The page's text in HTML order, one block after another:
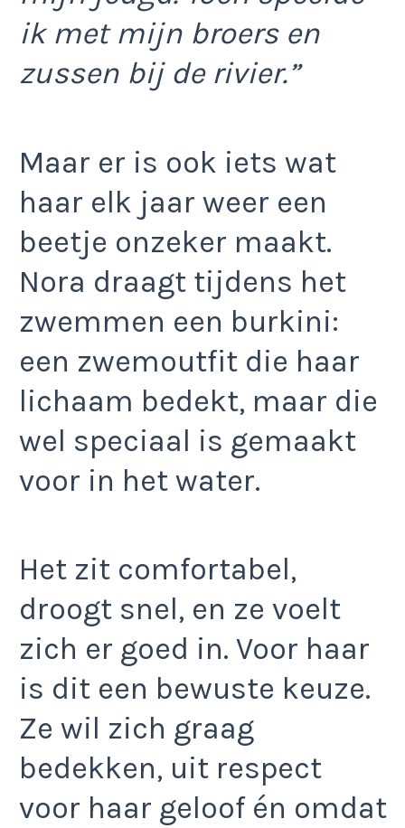
ik met mijn broers en
zussen bij de rivier.”
Maar er is ook iets wat
haar elk jaar weer een
beetje onzeker maakt.
Nora draagt tijdens het
zwemmen een burkini:
een zwemoutfit die haar
lichaam bedekt, maar die
wel speciaal is gemaakt
voor in het water.
Het zit comfortabel,
droogt snel, en ze voelt
zich er goed in. Voor haar
is dit een bewuste keuze.
Ze wil zich graag
bedekken, uit respect
voor haar geloof én omdat